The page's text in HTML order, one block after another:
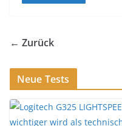
← Zurück
Neue Tests